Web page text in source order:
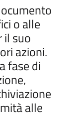
o alle
il suo
azioni.
fase di
alle